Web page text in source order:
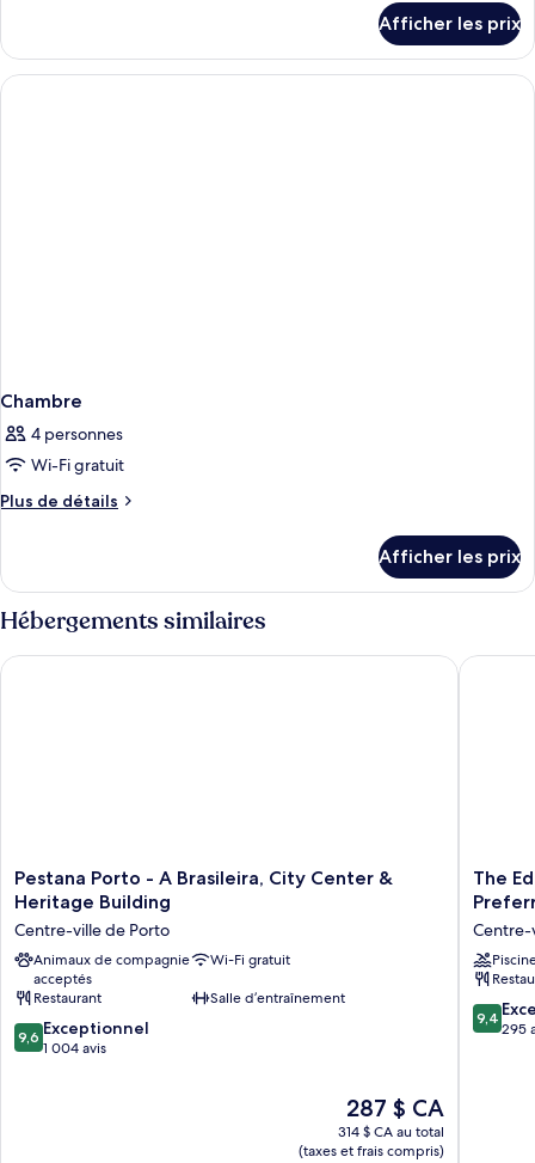
Royal
Bridge
Royal
Bridge
Afficher les prix
Chambre
4 personnes
Wi-Fi gratuit
Plus de détails
Plus
Chambre
Afficher les prix
Hébergements similaires
Pestana
Porto
A
Brasileira,
City
Center
&
Heritage
Pestana Porto - A Brasileira, City Center &
Heritage Building
Centre-ville de Porto
Animaux de compagnie
acceptés
Wi-Fi gratuit
Restaurant
Salle d’entraînement
9.6
sur
9,6 Exceptionnel
1 004 avis
Le
prix
est
287 $ CA
314 $ CA au total
(taxes et frais compris)
Pestana Porto - A Brasileira, City Center & Heritage Building
The
Editory
Aliados
Hotel
-
Hotels
The
Centre-
9.4
sur
9,4
295
The